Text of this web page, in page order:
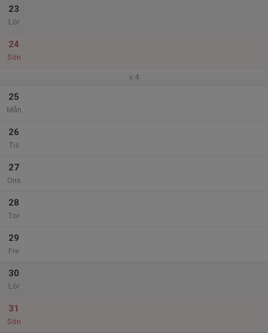
23
Lör
24
Sön
v.4
25
Mån
26
Tis
27
Ons
28
Tor
29
Fre
30
Lör
31
Sön